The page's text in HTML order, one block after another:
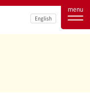
English
menu